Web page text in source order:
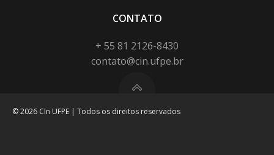
CONTATO
+ 55 81 2126-8430
contato@cin.ufpe.br
© 2026 CIn UFPE | Todos os direitos reservados